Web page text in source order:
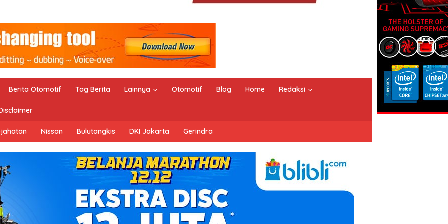
Berita Otomotif Tag Berita Lainnya Otomotif Blog Home Redaksi
Nissan Bulutangkis DKI Jakarta Gerindra